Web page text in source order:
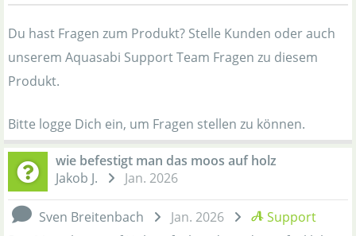
Du hast Fragen zum Produkt? Stelle Kunden oder auch
unserem Aquasabi Support Team Fragen zu diesem
Produkt.
Bitte logge Dich ein, um Fragen stellen zu können.
wie befestigt man das moos auf holz
Jakob J.
Jan. 2026
Sven Breitenbach Jan. 2026
Support